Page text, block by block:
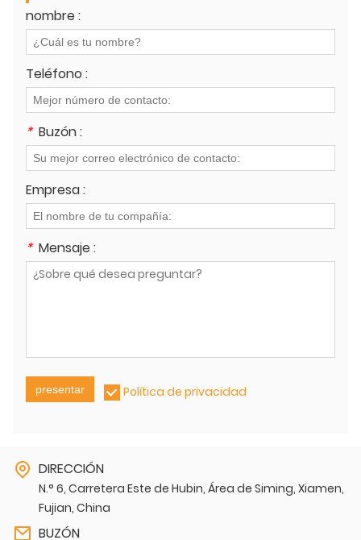
nombre :
Teléfono :
* Buzón :
Empresa :
* Mensaje :
presentar Política de privacidad
DIRECCIÓN
N.° 6, Carretera Este de Hubin, Área de Siming, Xiamen,
Fujian, China
BUZÓN